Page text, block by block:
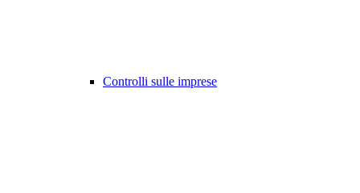
Controlli sulle imprese